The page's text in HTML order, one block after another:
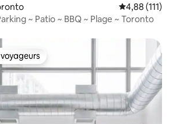
Évaluation
4,88 (111)
~ Patio ~ BBQ ~ Plage ~ Toronto
les plus appréciés